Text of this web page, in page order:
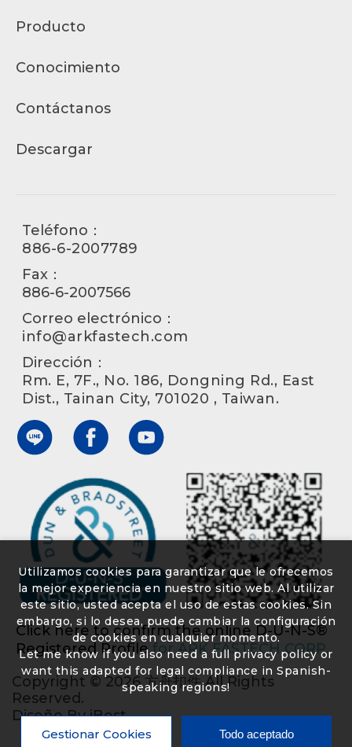
Producto
Conocimiento
Contáctanos
Descargar
Teléfono：
886-6-2007789
Fax：
886-6-2007566
Correo electrónico：
info@arkfastech.com
Dirección：
Rm. E, 7F., No. 186, Dongning Rd., East
Dist., Tainan City, 701020 , Taiwan.
Click here to confirm the online D-U-N-S®
Registered Profilefor ARK FASTECH CORP.
Copyright © 2026 方舟扣件 All Rights
Reserved.
Diseño By iBest
Utilizamos cookies para garantizar que le ofrecemos
la mejor experiencia en nuestro sitio web. Al utilizar
este sitio, usted acepta el uso de estas cookies. Sin
embargo, si lo desea, puede cambiar la configuración
de cookies en cualquier momento.
Let me know if you also need a full privacy policy or
want this adapted for legal compliance in Spanish-
speaking regions!
Gestionar Cookies Todo aceptado